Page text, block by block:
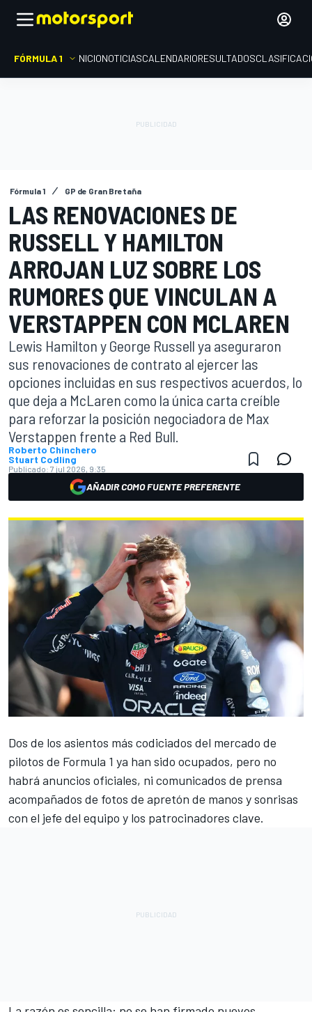
FÓRMULA 1 INICIONOTICIASCALENDARIORESULTADOS
Fórmula 1 GP de Gran Bretaña
LAS RENOVACIONES DE
RUSSELL Y HAMILTON
ARROJAN LUZ SOBRE LOS
RUMORES QUE VINCULAN A
VERSTAPPEN CON MCLAREN
Lewis Hamilton y George Russell ya aseguraron
sus renovaciones de contrato al ejercer las
opciones incluidas en sus respectivos acuerdos, lo
que deja a McLaren como la única carta creíble
para reforzar la posición negociadora de Max
Verstappen frente a Red Bull.
Roberto Chinchero
Stuart Codling
Publicado: 7 jul 2026, 9:35
AÑADIR COMO FUENTE PREFERENTE
Dos de los asientos más codiciados del mercado de
pilotos de Formula 1 ya han sido ocupados, pero no
habrá anuncios oficiales, ni comunicados de prensa
acompañados de fotos de apretón de manos y sonrisas
con el jefe del equipo y los patrocinadores clave.